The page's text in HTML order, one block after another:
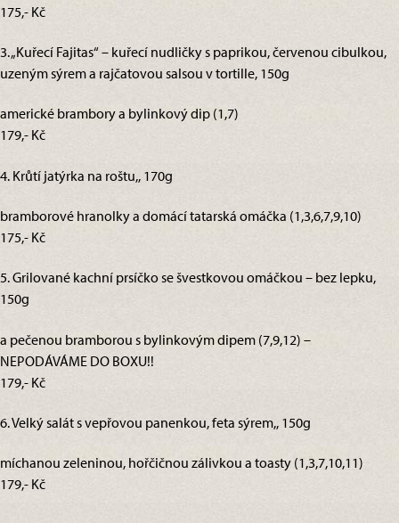
175,- Kč
3. „Kuřecí Fajitas“ – kuřecí nudličky s paprikou, červenou cibulkou,
uzeným sýrem a rajčatovou salsou v tortille, 150g
americké brambory a bylinkový dip (1,7)
179,- Kč
4. Krůtí jatýrka na roštu,, 170g
bramborové hranolky a domácí tatarská omáčka (1,3,6,7,9,10)
175,- Kč
5. Grilované kachní prsíčko se švestkovou omáčkou – bez lepku,
150g
a pečenou bramborou s bylinkovým dipem (7,9,12) –
NEPODÁVÁME DO BOXU!!
179,- Kč
6. Velký salát s vepřovou panenkou, feta sýrem,, 150g
míchanou zeleninou, hořčičnou zálivkou a toasty (1,3,7,10,11)
179,- Kč